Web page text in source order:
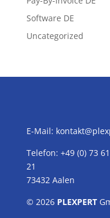
Software DE
Uncategorized
E-Mail:
Telefon: +49 (0) 73
21
73432 Aalen
© 2026 PLEXPERT